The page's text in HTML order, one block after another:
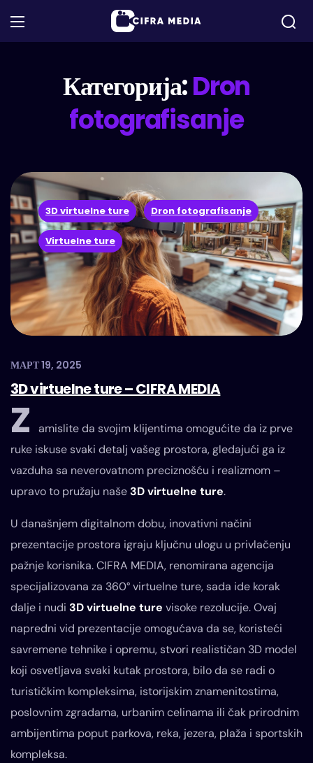
Категорија:Dron
fotografisanje
3D virtuelne ture Dron fotografisanje
Virtuelne ture
МАРТ 19, 2025
3D virtuelne ture – CIFRA MEDIA
Z
amislite da svojim klijentima omogućite da iz prve
ruke iskuse svaki detalj vašeg prostora, gledajući ga iz
vazduha sa neverovatnom preciznošću i realizmom –
upravo to pružaju naše3D virtuelne ture.
U današnjem digitalnom dobu, inovativni načini
prezentacije prostora igraju ključnu ulogu u privlačenju
pažnje korisnika. CIFRA MEDIA, renomirana agencija
specijalizovana za 360° virtuelne ture, sada ide korak
dalje i nudi 3D virtuelne ture visoke rezolucije. Ovaj
napredni vid prezentacije omogućava da se, koristeći
savremene tehnike i opremu, stvori realističan 3D model
koji osvetljava svaki kutak prostora, bilo da se radi o
turističkim kompleksima, istorijskim znamenitostima,
poslovnim zgradama, urbanim celinama ili čak prirodnim
ambijentima poput parkova, reka, jezera, plaža i sportskih
kompleksa.